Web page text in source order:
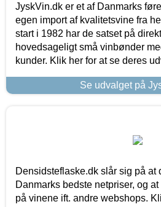
JyskVin.dk er et af Danmarks
egen import af kvalitetsvine fra
start i 1982 har de satset på
hovedsageligt små vinbønder
kunder. Klik her for at se deres
Se udvalget på
Densidsteflaske.dk slår sig på at
Danmarks bedste netpriser, og
på vinene ift. andre webshops.